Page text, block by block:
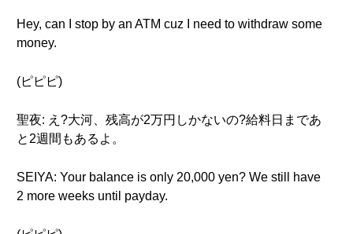
Hey, can I stop by an ATM cuz I need to withdraw some
money.
(ピピピ)
聖夜: え?大河、残高が2万円しかないの?給料日まであ
と2週間もあるよ。
SEIYA: Your balance is only 20,000 yen? We still have
2 more weeks until payday.